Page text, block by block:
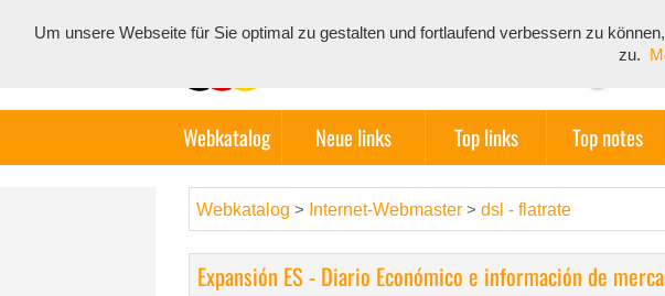
Webkatalog Neue links Top links Top notes
Webkatalog > Internet-Webmaster > dsl - flatrate
Expansión ES - Diario Económico e información de
Um unsere Webseite für Sie optimal zu gestalten und fortlaufend verbessern zu
zu.